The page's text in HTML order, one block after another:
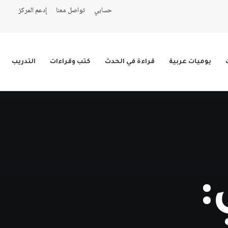
حسابي تواصل معنا إدعم المركز
يوميات عربية قراءة في الحدث كتب وقراءات التدريب